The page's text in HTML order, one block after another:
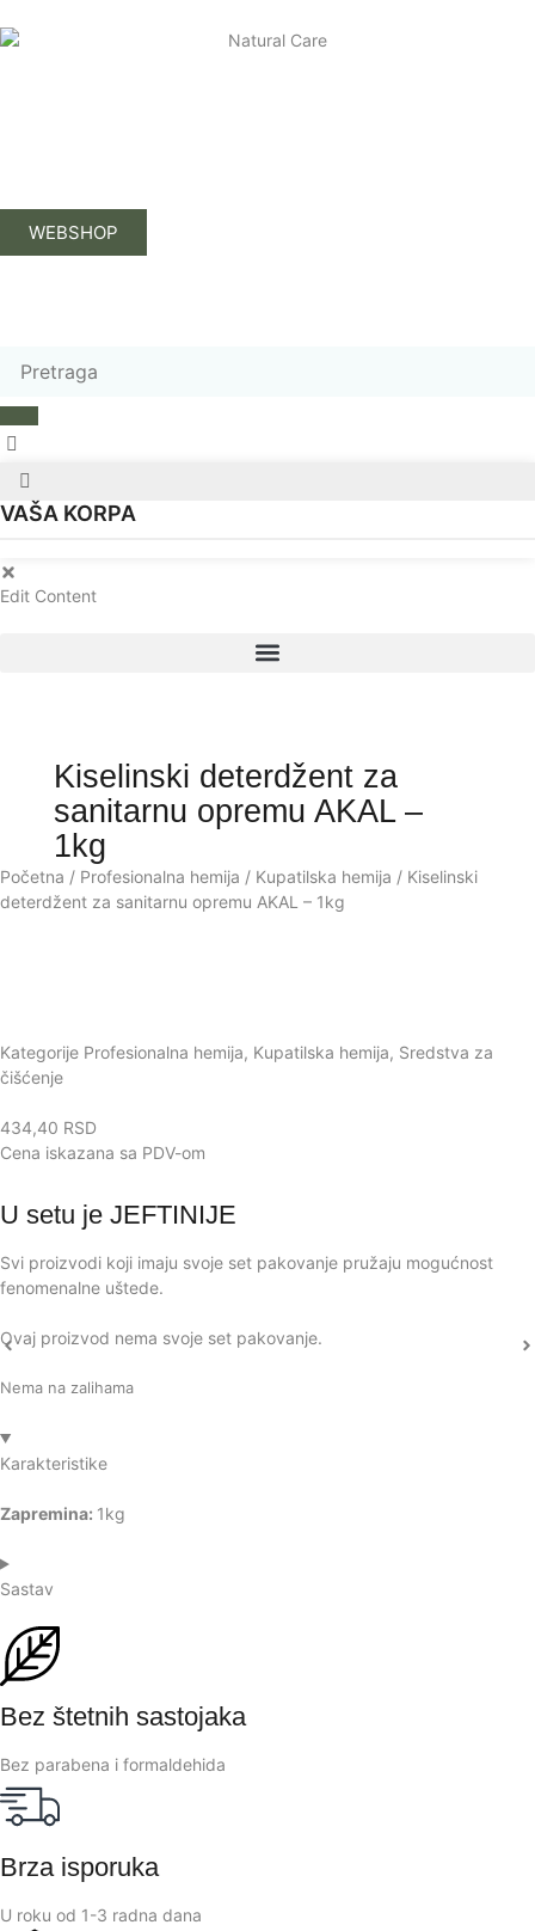
WEBSHOP
VAŠA KORPA
Edit Content
Kiselinski deterdžent za
sanitarnu opremu AKAL –
1kg
Početna / Profesionalna hemija / Kupatilska hemija / Kiselinski
deterdžent za sanitarnu opremu AKAL – 1kg
Kategorije Profesionalna hemija, Kupatilska hemija, Sredstva za
čišćenje
434,40 RSD
Cena iskazana sa PDV-om
U setu je JEFTINIJE
Svi proizvodi koji imaju svoje set pakovanje pružaju mogućnost
fenomenalne uštede.
Ovaj proizvod nema svoje set pakovanje.
Nema na zalihama
Karakteristike
Zapremina: 1kg
Sastav
Bez štetnih sastojaka
Bez parabena i formaldehida
Brza isporuka
U roku od 1-3 radna dana